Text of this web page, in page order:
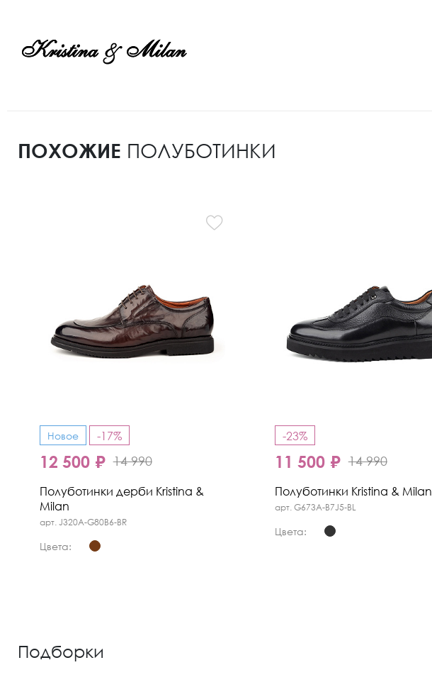
ПОХОЖИЕ ПОЛУБОТИНКИ
Новое -17%
12 500 ₽ 14 990
Полуботинки дерби Kristina &
Milan
арт. J320A-G80B6-BR
Цвета:
-23%
11 500 ₽ 14 990
Полуботинки Kristina & Milan
арт. G673A-B7J5-BL
Цвета:
Подборки